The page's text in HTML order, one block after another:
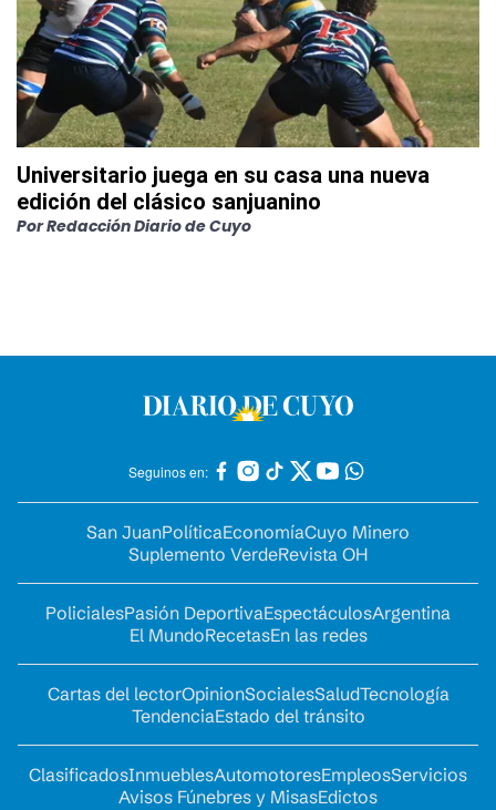
Universitario juega en su casa una nueva
edición del clásico sanjuanino
PorRedacción Diario de Cuyo
Seguinos en:
San JuanPolíticaEconomíaCuyo Minero
Suplemento VerdeRevista OH
PolicialesPasión DeportivaEspectáculosArgentina
El MundoRecetasEn las redes
Cartas del lectorOpinionSocialesSaludTecnología
TendenciaEstado del tránsito
ClasificadosInmueblesAutomotoresEmpleosServicios
Avisos Fúnebres y MisasEdictos